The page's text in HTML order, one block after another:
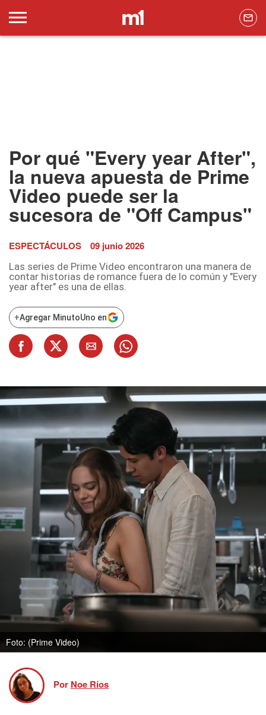
Por qué "Every year After",
la nueva apuesta de Prime
Video puede ser la
sucesora de "Off Campus"
ESPECTÁCULOS 09 junio 2026
Las series de Prime Video encontraron una manera de
contar historias de romance fuera de lo común y "Every
year after" es una de ellas.
+Agregar MinutoUno en
Foto: (Prime Video)
Por Noe Ríos